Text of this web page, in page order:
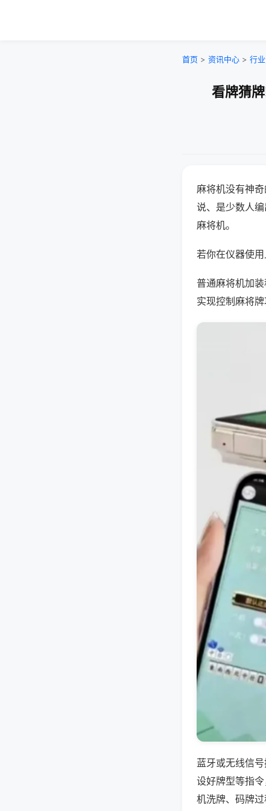
首页 > 资讯中心 > 行
看牌猜
麻将机没有神
说、是少数人
麻将机。
若你在仪器使
普通麻将机加
实现控制麻将牌
蓝牙或无线信
设好牌型等指
机洗牌、码牌过